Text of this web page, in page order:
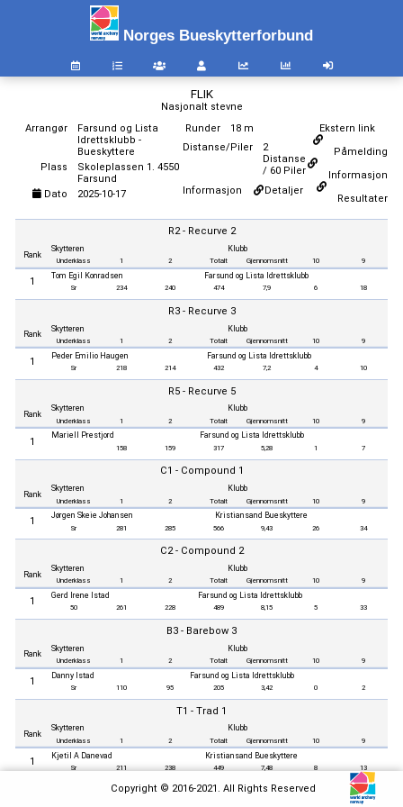
Norges Bueskytterforbund
FLIK
Nasjonalt stevne
Arrangør
Farsund og Lista
Idrettsklubb -
Bueskyttere
Plass
Skoleplassen 1. 4550
Farsund
Dato
2025-10-17
Runder
18 m
Distanse/Piler
2
Distanse
/ 60 Piler
Informasjon
Detaljer
Ekstern link
Påmelding
Informasjon
Resultater
R2 - Recurve 2
Rank
Skytteren Klubb
Underklass 1 2 Totalt Gjennomsnitt 10 9
1
Tom Egil Konradsen Farsund og Lista Idrettsklubb
Sr 234 240 474 7,9 6 18
R3 - Recurve 3
Rank
Skytteren Klubb
Underklass 1 2 Totalt Gjennomsnitt 10 9
1
Peder Emilio Haugen Farsund og Lista Idrettsklubb
Sr 218 214 432 7,2 4 10
R5 - Recurve 5
Rank
Skytteren Klubb
Underklass 1 2 Totalt Gjennomsnitt 10 9
1
Mariell Prestjord Farsund og Lista Idrettsklubb
158 159 317 5,28 1 7
C1 - Compound 1
Rank
Skytteren Klubb
Underklass 1 2 Totalt Gjennomsnitt 10 9
1
Jørgen Skeie Johansen Kristiansand Bueskyttere
Sr 281 285 566 9,43 26 34
C2 - Compound 2
Rank
Skytteren Klubb
Underklass 1 2 Totalt Gjennomsnitt 10 9
1
Gerd Irene Istad Farsund og Lista Idrettsklubb
50 261 228 489 8,15 5 33
B3 - Barebow 3
Rank
Skytteren Klubb
Underklass 1 2 Totalt Gjennomsnitt 10 9
1
Danny Istad Farsund og Lista Idrettsklubb
Sr 110 95 205 3,42 0 2
T1 - Trad 1
Rank
Skytteren Klubb
Underklass 1 2 Totalt Gjennomsnitt 10 9
1
Kjetil A Danevad Kristiansand Bueskyttere
Sr 211 238 449 7,48 8 13
T2 - Trad 2
Copyright © 2016-2021. All Rights Reserved